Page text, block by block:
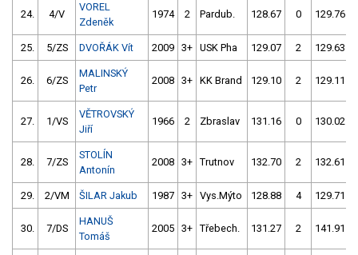
24. 4/V
VOREL
Zdeněk
1974 2 Pardub. 128.67 0 129.76
25. 5/ZS DVOŘÁK Vít 2009 3+ USK Pha 129.07 2 129.63
26. 6/ZS
MALINSKÝ
Petr
2008 3+ KK Brand 129.10 2 129.11
27. 1/VS
VĚTROVSKÝ
Jiří
1966 2 Zbraslav 131.16 0 130.02
28. 7/ZS
STOLÍN
Antonín
2008 3+ Trutnov 132.70 2 132.61
29. 2/VM ŠILAR Jakub 1987 3+ Vys.Mýto 128.88 4 129.71
30. 7/DS
HANUŠ
Tomáš
2005 3+ Třebech. 131.27 2 141.91